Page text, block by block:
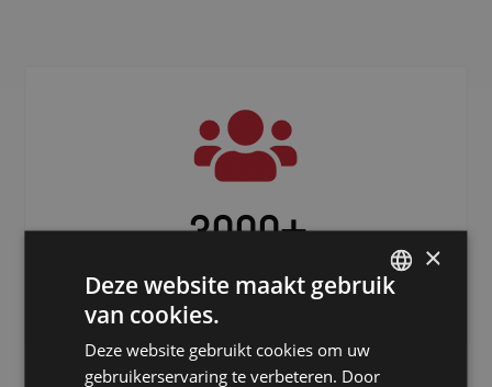
3000+
Freelancers verspreid over de hele
wereld
×
Deze website maakt gebruik
van cookies.
Deze website gebruikt cookies om uw
gebruikerservaring te verbeteren. Door